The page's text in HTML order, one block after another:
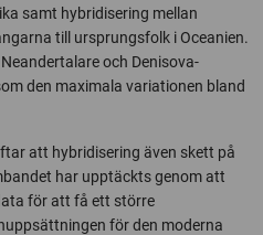
samt hybridisering mellan
till ursprungsfolk i Oceanien.
och Denisova-
den maximala variationen bland
att hybridisering även skett på
har upptäckts genom att
för att få ett större
för den moderna